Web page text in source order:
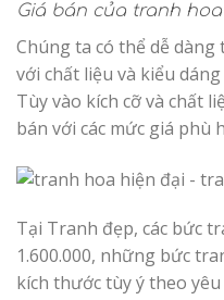
Giá bán của tranh
Chúng ta có thể dễ
với chất liệu và kiểu
Tùy vào kích cỡ và chất
bán với các mức giá phù
Tại Tranh đẹp, các bức
1.600.000, những bức
kích thước tùy ý theo yêu